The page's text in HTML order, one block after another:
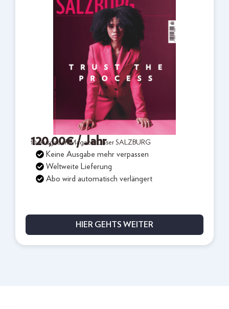
120,00€ / Jahr
10 Ausgaben Magazin Unser SALZBURG
Keine Ausgabe mehr verpassen
Weltweite Lieferung
Abo wird automatisch verlängert
HIER GEHTS WEITER